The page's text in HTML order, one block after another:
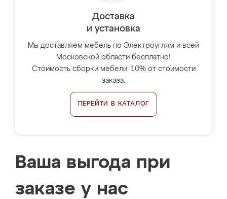
Доставка
и установка
Мы доставляем мебель по Электроуглям и всей
Московской области бесплатно!
Стоимость сборки мебели: 10% от стоимости
заказа.
ПЕРЕЙТИ В КАТАЛОГ
Ваша выгода при
заказе у нас